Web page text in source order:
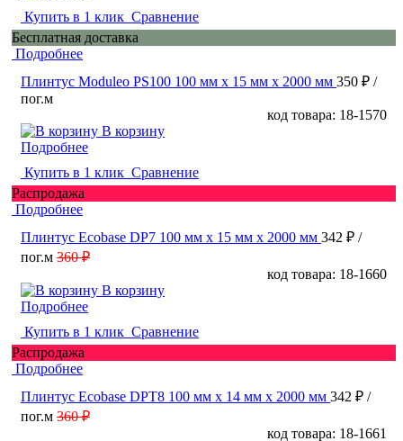
Купить в 1 клик Сравнение
Бесплатная доставка
Подробнее
Плинтус Moduleo PS100 100 мм х 15 мм х 2000 мм 350 ₽ /
пог.м
код товара: 18-1570
В корзину
Подробнее
Купить в 1 клик Сравнение
Распродажа
Подробнее
Плинтус Ecobase DP7 100 мм х 15 мм х 2000 мм 342 ₽ /
пог.м 360 ₽
код товара: 18-1660
В корзину
Подробнее
Купить в 1 клик Сравнение
Распродажа
Подробнее
Плинтус Ecobase DPT8 100 мм х 14 мм х 2000 мм 342 ₽ /
пог.м 360 ₽
код товара: 18-1661